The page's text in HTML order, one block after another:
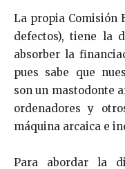
La propia Comisión
defectos), tiene la
absorber la
pues sabe que
son un mastodonte
ordenadores y
máquina arcaica e
Para abordar la